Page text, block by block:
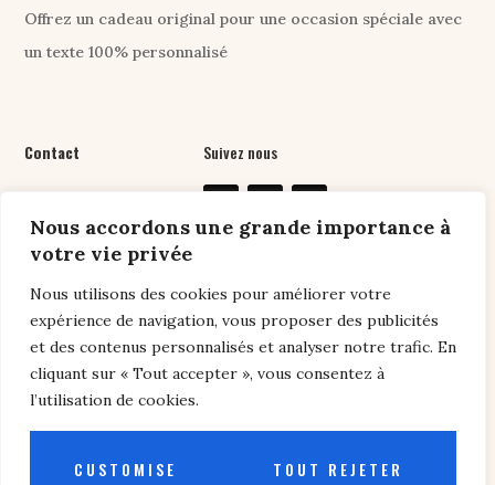
Nous accordons une grande importance à
votre vie privée
Nous utilisons des cookies pour améliorer votre
expérience de navigation, vous proposer des publicités
et des contenus personnalisés et analyser notre trafic. En
cliquant sur « Tout accepter », vous consentez à
l’utilisation de cookies.
CUSTOMISE TOUT REJETER
Offrez un cadeau original pour une occasion spéciale avec
un texte 100% personnalisé
Contact
07 61 76 24 89
contact@chansonpers
Suivez nous
Liens utiles
Conditions générales de vente
confidentialité / Conseils/FAQ